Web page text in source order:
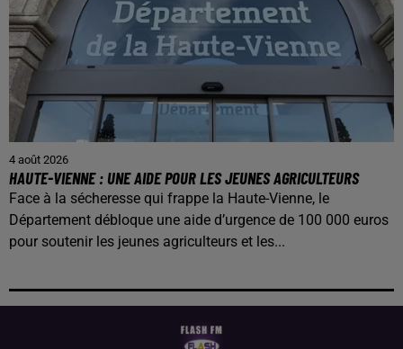
4 août 2026
HAUTE-VIENNE : UNE AIDE POUR LES JEUNES AGRICULTEURS
Face à la sécheresse qui frappe la Haute-Vienne, le
Département débloque une aide d’urgence de 100 000 euros
pour soutenir les jeunes agriculteurs et les...